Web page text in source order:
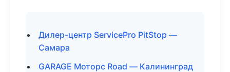
Дилер-центр ServicePro PitStop —
Самара
GARAGE Моторс Road — Калининград